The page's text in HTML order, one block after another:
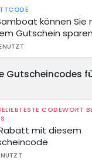
können Sie
Gutschein sparen
Gutscheincodes
CODEWORT
Rabatt mit diesem